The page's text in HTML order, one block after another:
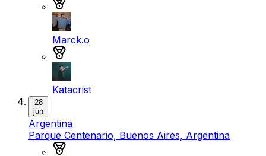
Marck.o
Katacrist
28
jun
Argentina
Parque Centenario, Buenos Aires, Argentina